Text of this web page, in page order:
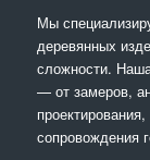
Мы
деревянных
сложности.
— от замеров,
сопровождения